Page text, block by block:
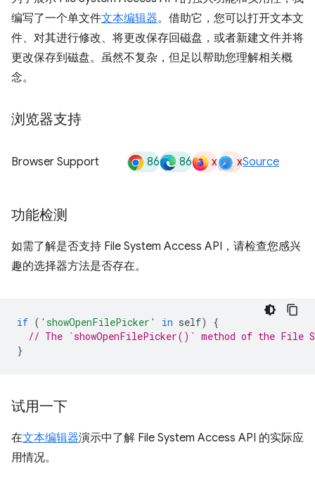
编写了一个单文件文本编辑器。借助它，您可以打开文本文
件、对其进行修改、将更改保存回磁盘，或者新建文件并将
更改保存到磁盘。虽然不复杂，但足以帮助您理解相关概
念。
浏览器支持
Browser Support 86 86 x xSource
功能检测
如需了解是否支持 File System Access API，请检查您感兴
趣的选择器方法是否存在。
if ( 'showOpenFilePicker' in self)
{
// The `showOpenFilePicker()` method of the File
}
试用一下
在文本编辑器演示中了解 File System Access API 的实际应
用情况。